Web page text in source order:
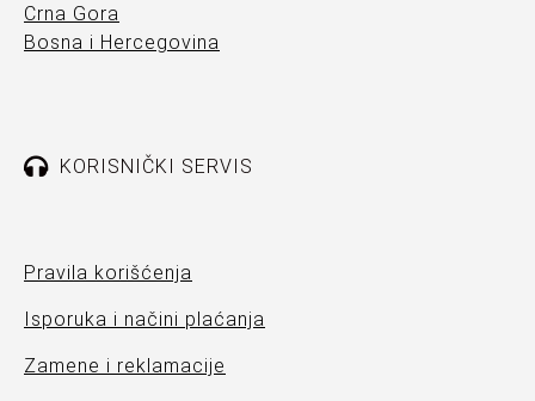
Crna Gora
Bosna i Hercegovina
KORISNIČKI SERVIS
Pravila korišćenja
Isporuka i načini plaćanja
Zamene i reklamacije